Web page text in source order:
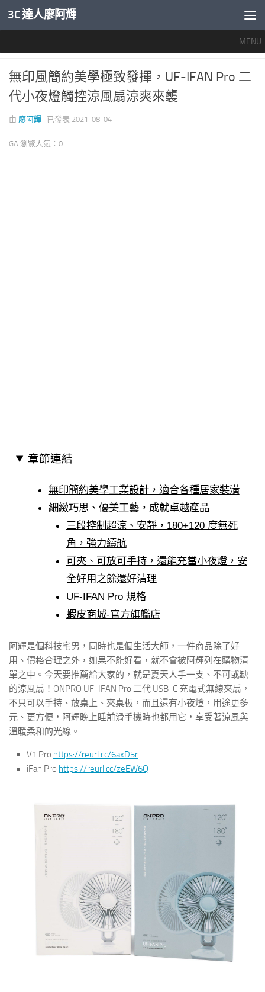
內文下方
3C 達人廖阿輝
MENU
0
無印風簡約美學極致發揮，UF-IFAN Pro 二
代小夜燈觸控涼風扇涼爽來襲
由 廖阿輝 · 已發表 2021-08-04
GA 瀏覽人氣：0
章節連結
無印簡約美學工業設計，適合各種居家裝潢
細緻巧思、優美工藝，成就卓越產品
三段控制超涼、安靜，180+120 度無死
角，強力續航
可夾、可放可手持，還能充當小夜燈，安
全好用之餘還好清理
UF-IFAN Pro 規格
蝦皮商城-官方旗艦店
阿輝是個科技宅男，同時也是個生活大師，一件商品除了好
用、價格合理之外，如果不能好看，就不會被阿輝列在購物清
單之中。今天要推薦給大家的，就是夏天人手一支、不可或缺
的涼風扇！ONPRO UF-IFAN Pro 二代 USB-C 充電式無線夾扇，
不只可以手持、放桌上、夾桌板，而且還有小夜燈，用途更多
元、更方便，阿輝晚上睡前滑手機時也都用它，享受著涼風與
溫暖柔和的光線。
V1 Pro https://reurl.cc/6axD5r
iFan Pro https://reurl.cc/zeEW6Q